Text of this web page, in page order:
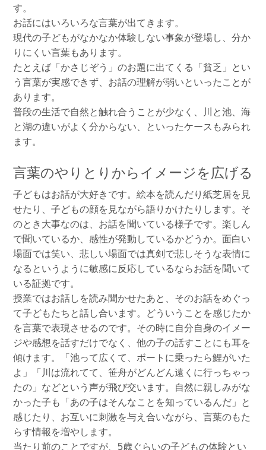
す。
お話にはいろいろな言葉が出てきます。
現代の子どもがなかなか体験しない事象が登場し、分か
りにくい言葉もあります。
たとえば「かさじぞう」のお題に出てくる「貧乏」とい
う言葉が実感できず、お話の理解が弱いといったことが
あります。
普段の生活で自然と触れ合うことが少なく、川と池、海
と湖の違いがよく分からない、といったケースもみられ
ます。
言葉のやりとりからイメージを広げる
子どもはお話が大好きです。絵本を読んだり紙芝居を見
せたり、子どもの顔を見ながら語りかけたりします。そ
のとき大事なのは、お話を聞いている様子です。楽しん
で聞いているか、感性が発動しているかどうか。面白い
場面では笑い、悲しい場面では真剣で悲しそうな表情に
なるというように敏感に反応しているならお話を聞いて
いる証拠です。
授業ではお話しを読み聞かせたあと、そのお話をめぐっ
て子どもたちと話し合います。どういうことを感じたか
を言葉で表現させるのです。その時に自分自身のイメー
ジや感想を話すだけでなく、他の子の話すことにも耳を
傾けます。「池って広くて、ボートに乗ったら鯉がいた
よ」「川は流れてて、笹舟がどんどん遠くに行っちゃっ
たの」などという声が飛び交います。自然に親しみがな
かった子も「あの子はそんなことを知っているんだ」と
感じたり、お互いに刺激を与え合いながら、言葉のもた
らす情報を増やします。
当たり前のことですが、5歳ぐらいの子どもの体験とい